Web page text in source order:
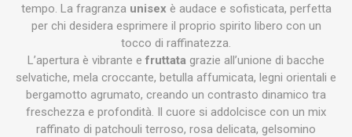
tempo. La fragranza unisex è audace e sofisticata, perfetta
per chi desidera esprimere il proprio spirito libero con un
tocco di raffinatezza.
L’apertura è vibrante e fruttata grazie all’unione di bacche
selvatiche, mela croccante, betulla affumicata, legni orientali e
bergamotto agrumato, creando un contrasto dinamico tra
freschezza e profondità. Il cuore si addolcisce con un mix
raffinato di patchouli terroso, rosa delicata, gelsomino